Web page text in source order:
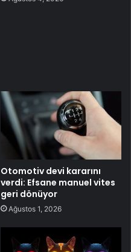
Otomotiv devi kararını
verdi: Efsane manuel vites
geri dönüyor
Ağustos 1, 2026